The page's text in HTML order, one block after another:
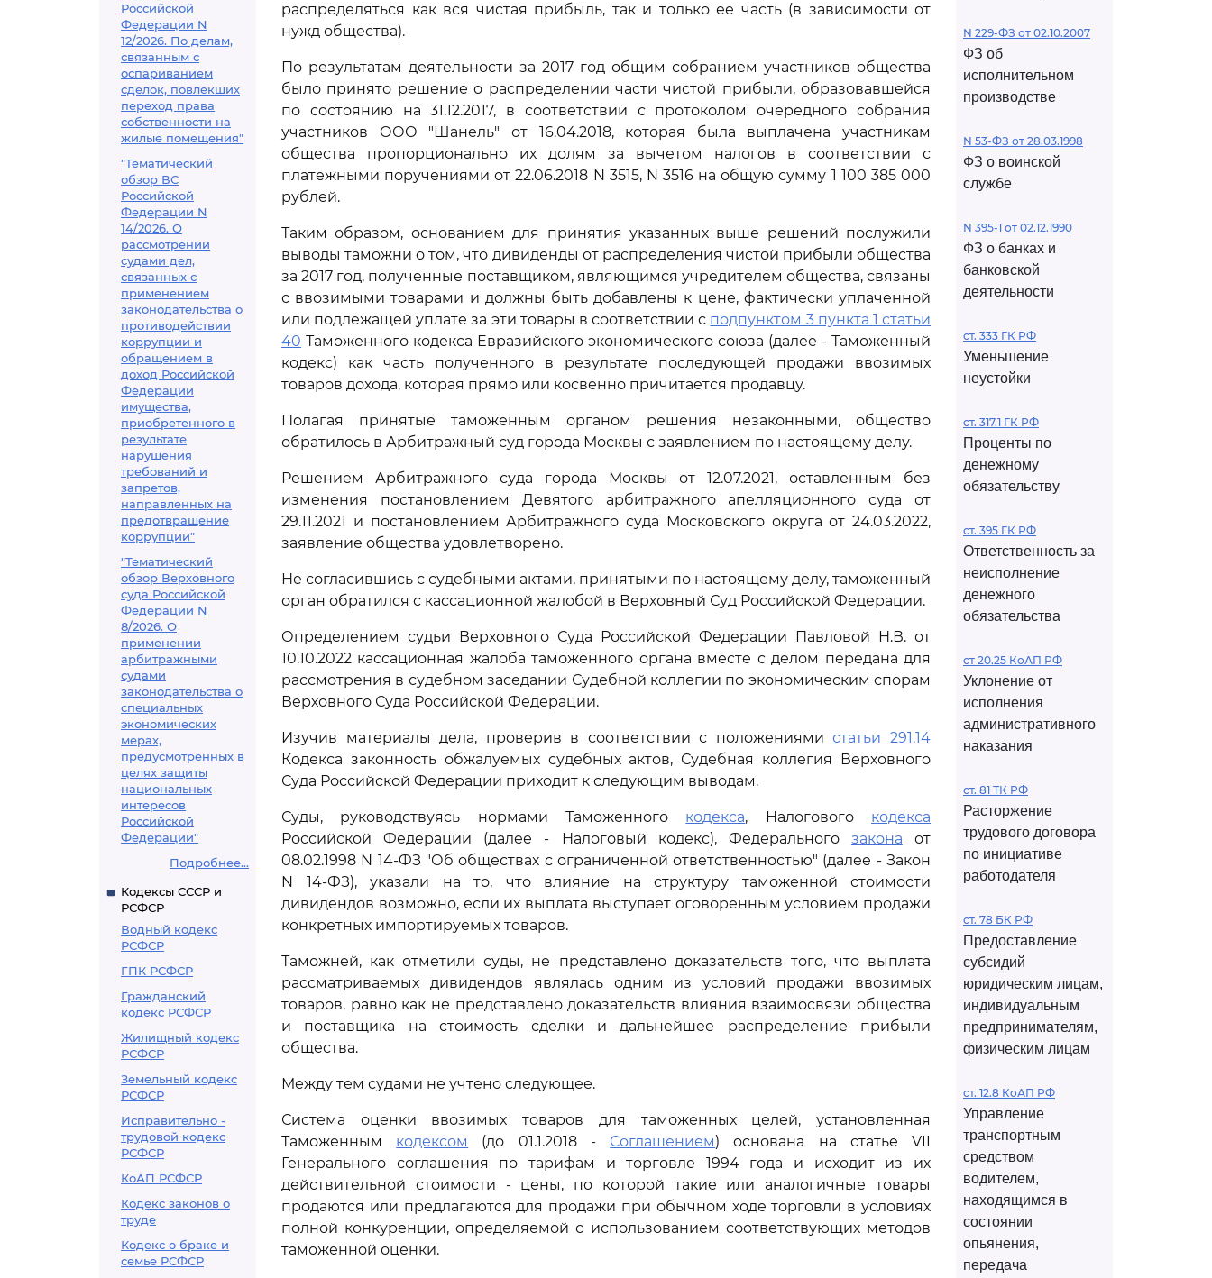
Российской
Федерации N
12/2026. По делам,
связанным с
оспариванием
сделок, повлекших
переход права
собственности на
жилые помещения"
"Тематический
обзор ВС
Российской
Федерации N
14/2026. О
рассмотрении
судами дел,
связанных с
применением
законодательства о
противодействии
коррупции и
обращением в
доход Российской
Федерации
имущества,
приобретенного в
результате
нарушения
требований и
запретов,
направленных на
предотвращение
коррупции"
"Тематический
обзор Верховного
суда Российской
Федерации N
8/2026. О
применении
арбитражными
судами
законодательства о
специальных
экономических
мерах,
предусмотренных в
целях защиты
национальных
интересов
Российской
Федерации"
Подробнее...
Кодексы СССР и
РСФСР
Водный кодекс
РСФСР
ГПК РСФСР
Гражданский
кодекс РСФСР
Жилищный кодекс
РСФСР
Земельный кодекс
РСФСР
Исправительно -
трудовой кодекс
РСФСР
КоАП РСФСР
Кодекс законов о
труде
Кодекс о браке и
семье РСФСР
распределяться как вся чистая прибыль, так и только ее часть (в зависимости от
нужд общества).
По результатам деятельности за 2017 год общим собранием участников общества
было принято решение о распределении части чистой прибыли, образовавшейся
по состоянию на 31.12.2017, в соответствии с протоколом очередного собрания
участников ООО "Шанель" от 16.04.2018, которая была выплачена участникам
общества пропорционально их долям за вычетом налогов в соответствии с
платежными поручениями от 22.06.2018 N 3515, N 3516 на общую сумму 1 100 385 000
рублей.
Таким образом, основанием для принятия указанных выше решений послужили
выводы таможни о том, что дивиденды от распределения чистой прибыли общества
за 2017 год, полученные поставщиком, являющимся учредителем общества, связаны
с ввозимыми товарами и должны быть добавлены к цене, фактически уплаченной
или подлежащей уплате за эти товары в соответствии с подпунктом 3 пункта 1 статьи
40 Таможенного кодекса Евразийского экономического союза (далее - Таможенный
кодекс) как часть полученного в результате последующей продажи ввозимых
товаров дохода, которая прямо или косвенно причитается продавцу.
Полагая принятые таможенным органом решения незаконными, общество
обратилось в Арбитражный суд города Москвы с заявлением по настоящему делу.
Решением Арбитражного суда города Москвы от 12.07.2021, оставленным без
изменения постановлением Девятого арбитражного апелляционного суда от
29.11.2021 и постановлением Арбитражного суда Московского округа от 24.03.2022,
заявление общества удовлетворено.
Не согласившись с судебными актами, принятыми по настоящему делу, таможенный
орган обратился с кассационной жалобой в Верховный Суд Российской Федерации.
Определением судьи Верховного Суда Российской Федерации Павловой Н.В. от
10.10.2022 кассационная жалоба таможенного органа вместе с делом передана для
рассмотрения в судебном заседании Судебной коллегии по экономическим спорам
Верховного Суда Российской Федерации.
Изучив материалы дела, проверив в соответствии с положениямистатьи 291.14
Кодекса законность обжалуемых судебных актов, Судебная коллегия Верховного
Суда Российской Федерации приходит к следующим выводам.
Суды, руководствуясь нормами Таможенного кодекса, Налогового кодекса
Российской Федерации (далее - Налоговый кодекс), Федерального закона от
08.02.1998 N 14-ФЗ "Об обществах с ограниченной ответственностью" (далее - Закон
N 14-ФЗ), указали на то, что влияние на структуру таможенной стоимости
дивидендов возможно, если их выплата выступает оговоренным условием продажи
конкретных импортируемых товаров.
Таможней, как отметили суды, не представлено доказательств того, что выплата
рассматриваемых дивидендов являлась одним из условий продажи ввозимых
товаров, равно как не представлено доказательств влияния взаимосвязи общества
и поставщика на стоимость сделки и дальнейшее распределение прибыли
общества.
Между тем судами не учтено следующее.
Система оценки ввозимых товаров для таможенных целей, установленная
Таможенным кодексом (до 01.1.2018 - Соглашением) основана на статье VII
Генерального соглашения по тарифам и торговле 1994 года и исходит из их
действительной стоимости - цены, по которой такие или аналогичные товары
продаются или предлагаются для продажи при обычном ходе торговли в условиях
полной конкуренции, определяемой с использованием соответствующих методов
таможенной оценки.
N 229-ФЗ от 02.10.2007
ФЗ об
исполнительном
производстве
N 53-ФЗ от 28.03.1998
ФЗ о воинской
службе
N 395-1 от 02.12.1990
ФЗ о банках и
банковской
деятельности
ст. 333 ГК РФ
Уменьшение
неустойки
ст. 317.1 ГК РФ
Проценты по
денежному
обязательству
ст. 395 ГК РФ
Ответственность за
неисполнение
денежного
обязательства
ст 20.25 КоАП РФ
Уклонение от
исполнения
административного
наказания
ст. 81 ТК РФ
Расторжение
трудового договора
по инициативе
работодателя
ст. 78 БК РФ
Предоставление
субсидий
юридическим лицам,
индивидуальным
предпринимателям,
физическим лицам
ст. 12.8 КоАП РФ
Управление
транспортным
средством
водителем,
находящимся в
состоянии
опьянения,
передача